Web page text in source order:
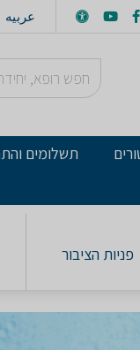
عربيه
תשלומים
פניות הציבור